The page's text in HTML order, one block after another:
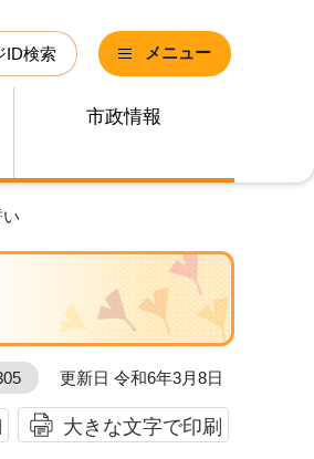
ID検索 メニュー
市政情報
更新日 令和6年3月8日
大きな文字で印刷